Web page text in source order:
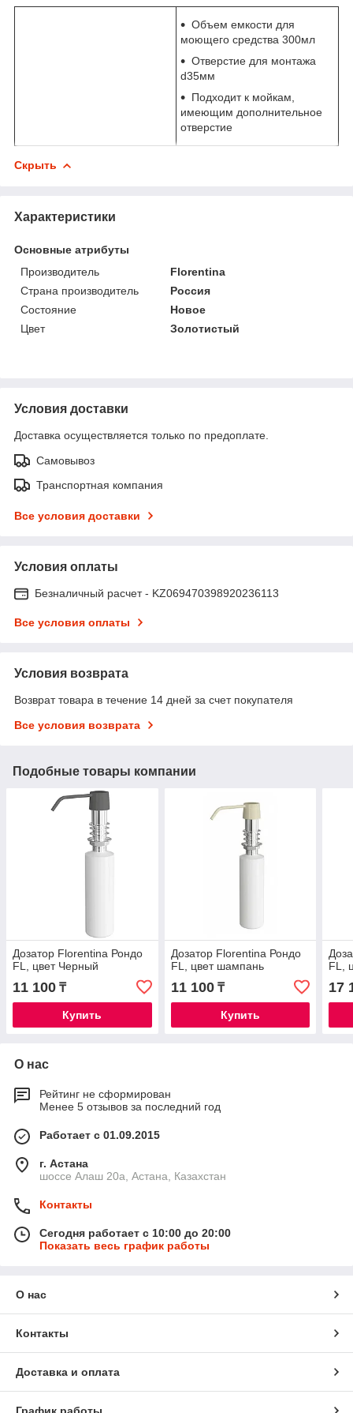
Объем емкости для
моющего средства 300мл
Отверстие для монтажа
d35мм
Подходит к мойкам,
имеющим дополнительное
отверстие
Скрыть
Характеристики
Основные атрибуты
Производитель
Florentina
Страна производитель
Россия
Состояние
Новое
Цвет
Золотистый
Условия доставки
Доставка осуществляется только по предоплате.
Самовывоз
Транспортная компания
Все условия доставки
Условия оплаты
Безналичный расчет - KZ069470398920236113
Все условия оплаты
Условия возврата
Возврат товара в течение 14 дней за счет покупателя
Все условия возврата
Подобные товары компании
Дозатор Florentina Рондо
FL, цвет Черный
11 100 ₸
Купить
Дозатор Florentina Рондо
FL, цвет шампань
11 100₸
Купить
FL,
17
О нас
Рейтинг не сформирован
Менее 5 отзывов за последний год
Работает с 01.09.2015
г. Астана
шоссе Алаш 20а, Астана, Казахстан
Контакты
Сегодня работает с 10:00 до 20:00
Показать весь график работы
О нас
Контакты
Доставка и оплата